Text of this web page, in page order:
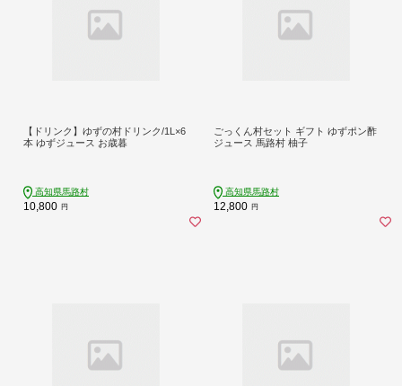
【ドリンク】ゆずの村ドリンク/1L×6
本 ゆずジュース お歳暮
高知県馬路村
10,800 円
ごっくん村セット ギフト ゆずポン酢
ジュース 馬路村 柚子
高知県馬路村
12,800 円